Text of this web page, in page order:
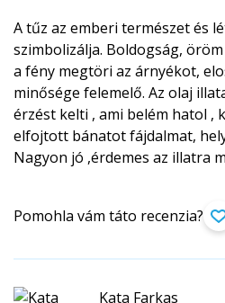
A tűz az emberi természet és
szimbolizálja. Boldogság,
a fény megtöri az árnyékot,
minősége felemelő. Az olaj
érzést kelti , ami belém hatol ,
elfojtott bánatot fájdalmat,
Nagyon jó ,érdemes az illatra
Pomohla vám táto recenzia?
Kata Farkas